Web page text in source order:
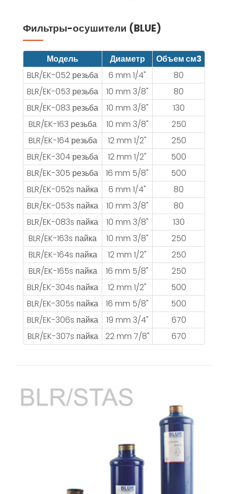
Фильтры-осушители (BLUE)
Модель Диаметр
Объем см3
BLR/EK-052 резьба
6 mm 1/4"
80
BLR/EK-053 резьба
10 mm 3/8"
80
BLR/EK-083 резьба
10 mm 3/8"
130
BLR/EK-163 резьба
10 mm 3/8"
250
BLR/EK-164 резьба
12 mm 1/2"
250
BLR/EK-304 резьба
12 mm 1/2"
500
BLR/EK-305 резьба
16 mm 5/8"
500
BLR/EK-052s пайка
6 mm 1/4"
80
BLR/EK-053s пайка
10 mm 3/8"
80
BLR/EK-083s пайка
10 mm 3/8"
130
BLR/EK-163s пайка
10 mm 3/8"
250
BLR/EK-164s пайка
12 mm 1/2"
250
BLR/EK-165s пайка
16 mm 5/8"
250
BLR/EK-304s пайка
12 mm 1/2"
500
BLR/EK-305s пайка
16 mm 5/8"
500
BLR/EK-306s пайка
19 mm 3/4"
670
BLR/EK-307s пайка
22 mm 7/8" 670